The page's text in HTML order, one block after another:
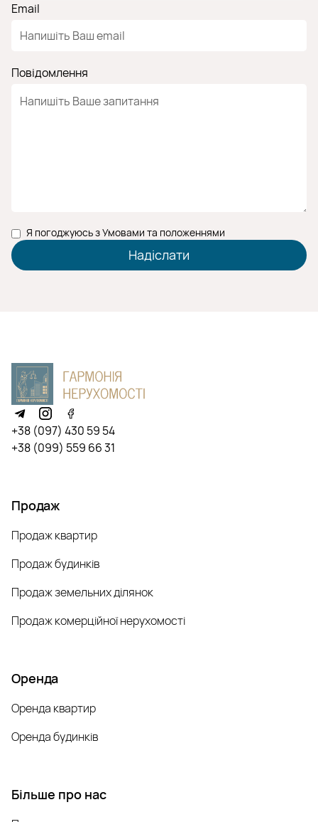
Email
Повідомлення
Я погоджуюсь з Умовами та положеннями
+38 (097) 430 59 54
+38 (099) 559 66 31
Продаж
Продаж квартир
Продаж будинків
Продаж земельних ділянок
Продаж комерційної нерухомості
Оренда
Оренда квартир
Оренда будинків
Більше про нас